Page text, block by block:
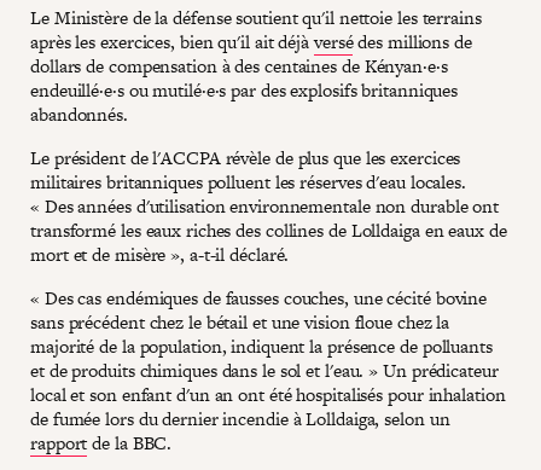
Le Ministère de la défense soutient qu'il nettoie les terrains
après les exercices, bien qu'il ait déjàversédes millions de
dollars de compensation à des centaines de Kényan·e·s
endeuillé·e·s ou mutilé·e·s par des explosifs britanniques
abandonnés.
Le président de l'ACCPA révèle de plus que les exercices
militaires britanniques polluent les réserves d'eau locales.
« Des années d'utilisation environnementale non durable ont
transformé les eaux riches des collines de Lolldaiga en eaux de
mort et de misère », a-t-il déclaré.
« Des cas endémiques de fausses couches, une cécité bovine
sans précédent chez le bétail et une vision floue chez la
majorité de la population, indiquent la présence de polluants
et de produits chimiques dans le sol et l'eau. » Un prédicateur
local et son enfant d'un an ont été hospitalisés pour inhalation
de fumée lors du dernier incendie à Lolldaiga, selon un
rapportde la BBC.